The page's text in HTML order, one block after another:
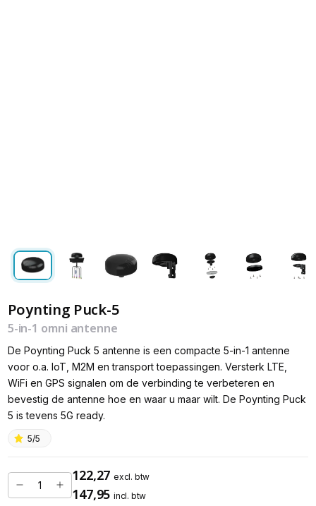
Poynting Puck-5
5-in-1 omni antenne
De Poynting Puck 5 antenne is een compacte 5-in-1 antenne
voor o.a. IoT, M2M en transport toepassingen. Versterk LTE,
WiFi en GPS signalen om de verbinding te verbeteren en
bevestig de antenne hoe en waar u maar wilt. De Poynting Puck
5 is tevens 5G ready.
5/5
122,27 excl. btw
147,95 incl. btw